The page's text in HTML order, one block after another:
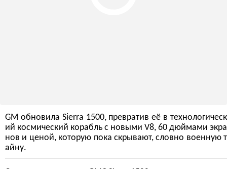
GM обновила Sierra 1500, превратив её в технологическ
ий космический корабль с новыми V8, 60 дюймами экра
нов и ценой, которую пока скрывают, словно военную т
айну.